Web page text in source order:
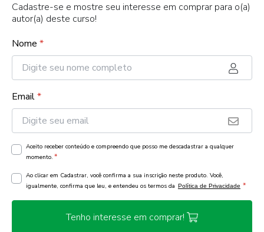
Cadastre-se e mostre seu interesse em comprar para o(a)
autor(a) deste curso!
Nome *
Email*
Aceito receber conteúdo e compreendo que posso me descadastrar a qualquer
momento. *
Ao clicar em Cadastrar, você confirma a sua inscrição neste produto. Você,
igualmente, confirma que leu, e entendeu os termos da Política de Privacidade *
Tenho interesse em comprar!